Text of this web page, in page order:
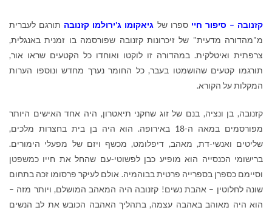
קזנובה – סיפור חיי ספרו של גיאקומו ג'ירולמו קזנובה תורגם לעברית
מ"מהדורה מדעית" של זיכרונות קזנובה שפורסמה בו זמנית באנגלית,
צרפתית ואיטלקית. במהדורה זו לוקטו ואוחדו כל הקטעים שראו אור,
תורגמו קטעים שהושמטו בעבר, כל החומר נערך מחדש ונוספו הערות
המקלות על הקורא.
קזנובה, בן ונציה, בנם של זוג שחקני תיאטרון, היה אחד האישים היותר
מפורסמים במאה ה-18 באירופה. הוא היה בן בית בחצרות מלכים,
שליטים ואנשי-דת, מאהב, דיפלומט, מכשף ויזם של מפעלי הימורים.
ברישומי הכנסייה הוא מופיע כבן לפשוטי-עם שהחל את חייו כמשפטן
וסיימם כספרן בספרייה פרטית בבוהמיה. אולם לעיקר פרסומו זכה בתחום
שונה לחלוטין – אהבת נשים! קזנובה היה המאהב המושלם, ויותר מזה –
הוא היה מאוהב באהבה עצמה, בתהליך האהבה הכובש את לב הנשים